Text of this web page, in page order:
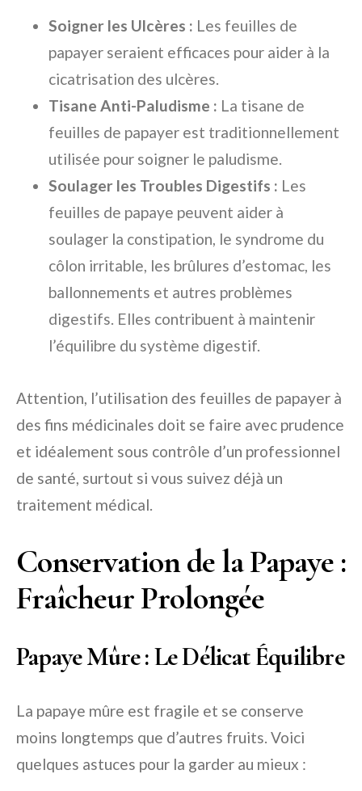
Soigner les Ulcères : Les feuilles de
papayer seraient efficaces pour aider à la
cicatrisation des ulcères.
Tisane Anti-Paludisme : La tisane de
feuilles de papayer est traditionnellement
utilisée pour soigner le paludisme.
Soulager les Troubles Digestifs : Les
feuilles de papaye peuvent aider à
soulager la constipation, le syndrome du
côlon irritable, les brûlures d’estomac, les
ballonnements et autres problèmes
digestifs. Elles contribuent à maintenir
l’équilibre du système digestif.
Attention, l’utilisation des feuilles de papayer à
des fins médicinales doit se faire avec prudence
et idéalement sous contrôle d’un professionnel
de santé, surtout si vous suivez déjà un
traitement médical.
Conservation de la Papaye :
Fraîcheur Prolongée
Papaye Mûre : Le Délicat Équilibre
La papaye mûre est fragile et se conserve
moins longtemps que d’autres fruits. Voici
quelques astuces pour la garder au mieux :